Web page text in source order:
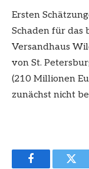
Ersten
Schaden für das
Versandhaus
von St.
(210 Millionen
zunächst nicht